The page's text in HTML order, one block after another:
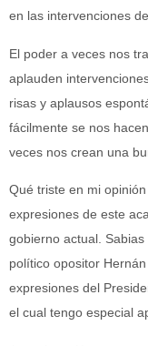
en las intervenciones
El poder a veces nos
aplauden
risas y aplausos
fácilmente se nos
veces nos crean una
Qué triste en mi
expresiones de este
gobierno actual.
político opositor
expresiones del
el cual tengo especial